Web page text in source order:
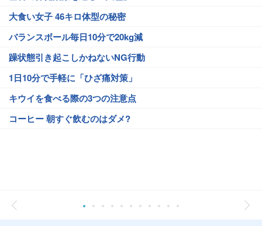
大食い女子 46キロ体型の秘密
バランスボール毎日10分で20kg減
躁状態引き起こしかねないNG行動
1日10分で手軽に「ひざ痛対策」
キウイを食べる際の3つの注意点
コーヒー 朝すぐ飲むのはダメ?